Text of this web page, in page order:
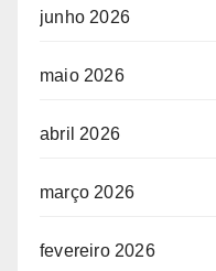
junho 2026
maio 2026
abril 2026
março 2026
fevereiro 2026